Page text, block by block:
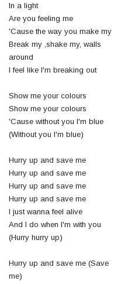
In a light
Are you feeling me
'Cause the way you make my
Break my ,shake my, walls
around
I feel like I'm breaking out
Show me your colours
Show me your colours
'Cause without you I'm blue
(Without you I'm blue)
Hurry up and save me
Hurry up and save me
Hurry up and save me
Hurry up and save me
I just wanna feel alive
And I do when I'm with you
(Hurry hurry up)
Hurry up and save me (Save
me)